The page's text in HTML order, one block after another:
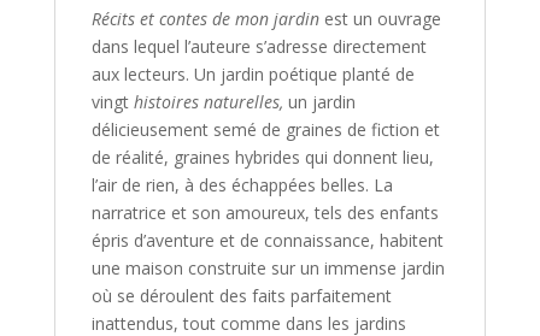
Récits et contes de mon jardinest un ouvrage
dans lequel l’auteure s’adresse directement
aux lecteurs. Un jardin poétique planté de
vingt histoires naturelles, un jardin
délicieusement semé de graines de fiction et
de réalité, graines hybrides qui donnent lieu,
l’air de rien, à des échappées belles. La
narratrice et son amoureux, tels des enfants
épris d’aventure et de connaissance, habitent
une maison construite sur un immense jardin
où se déroulent des faits parfaitement
inattendus, tout comme dans les jardins